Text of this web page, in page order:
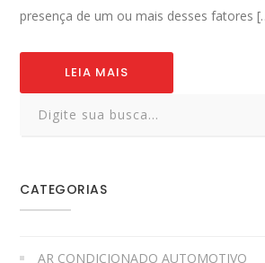
presença de um ou mais desses fatores
LEIA MAIS
CATEGORIAS
AR CONDICIONADO AUTOMOTIVO